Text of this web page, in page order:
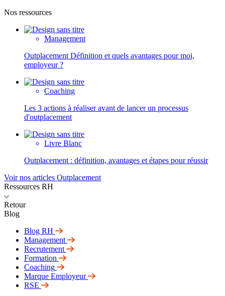
Nos ressources
Management
Outplacement Définition et quels avantages pour moi,
employeur ?
Coaching
Les 3 actions à réaliser avant de lancer un processus
d'outplacement
Livre Blanc
Outplacement : définition, avantages et étapes pour réussir
Voir nos articles Outplacement
Ressources RH
Retour
Blog
Blog RH
Management
Recrutement
Formation
Coaching
Marque Employeur
RSE